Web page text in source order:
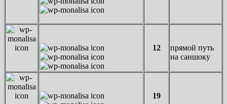
12
прямой путь
на саншоку
19